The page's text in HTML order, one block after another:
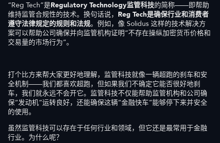
“Reg Tech”是Regulatory Technology监管科技的简称——即帮助
维持监管合规性的技术。换句话说， Reg Tech是确保行业和消费者
遵守法律规定的规则和法规。例如，像 Solidus 这样的技术解决方
案可以帮助公司确保并向监管机构证明“不存在操纵加密货币价格和
交易量的市场行为”。
打个比方来帮大家更好地理解，监管科技就像一辆超跑的刹车和安
全机制——我们都喜欢超跑，但如果我们不确定它能否很好地刹
车，我们就永远不会开它。监管科技不仅能帮助监管机构和公司确
保“发动机”运转良好，还能确保这辆“金融快车”能够停下来并安全
的使用。
虽然监管科技可以存在于任何行业和领域，但它还是最常用于金融
行业。为什么呢？